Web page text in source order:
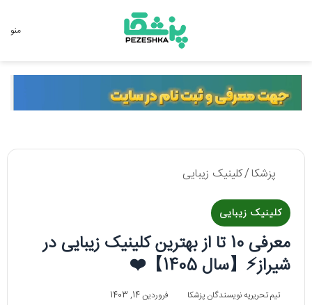
منو
پزشکا/کلینیک زیبایی
کلینیک زیبایی
معرفی 10 تا از بهترین کلینیک زیبایی در
شیراز⚡️【سال 1405】❤️
تیم تحریریه نویسندگان پزشکا
فروردین 14, 1403